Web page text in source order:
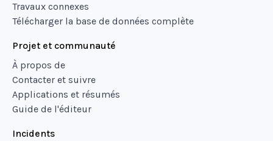
Travaux connexes
Télécharger la base de données complète
Projet et communauté
À propos de
Contacter et suivre
Applications et résumés
Guide de l'éditeur
Incidents